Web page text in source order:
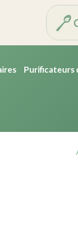
Purificateurs